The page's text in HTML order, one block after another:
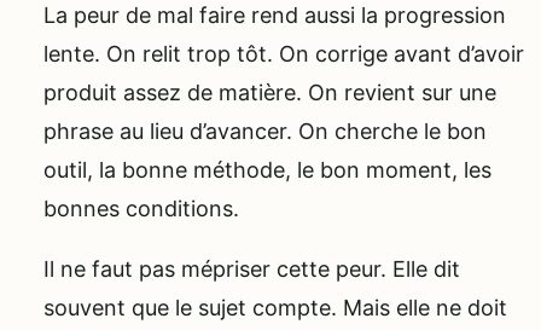
La peur de mal faire rend aussi la progression
lente. On relit trop tôt. On corrige avant d’avoir
produit assez de matière. On revient sur une
phrase au lieu d’avancer. On cherche le bon
outil, la bonne méthode, le bon moment, les
bonnes conditions.
Il ne faut pas mépriser cette peur. Elle dit
souvent que le sujet compte. Mais elle ne doit